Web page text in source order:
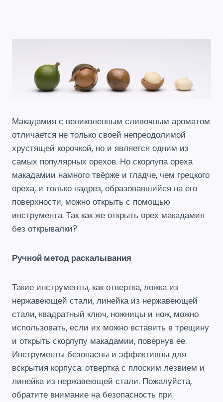
Макадамия с великолепным сливочным ароматом
отличается не только своей непреодолимой
хрустящей корочкой, но и является одним из
самых популярных орехов. Но скорлупа ореха
макадамии намного твёрже и гладче, чем грецкого
ореха, и только надрез, образовавшийся на его
поверхности, можно открыть с помощью
инструмента. Так как же открыть орех макадамия
без открывалки?
Ручной метод раскалывания
Такие инструменты, как отвертка, ложка из
нержавеющей стали, линейка из нержавеющей
стали, квадратный ключ, ножницы и нож, можно
использовать, если их можно вставить в трещину
и открыть скорлупу макадамии, повернув ее.
Инструменты безопасны и эффективны для
вскрытия корпуса: отвертка с плоским лезвием и
линейка из нержавеющей стали. Пожалуйста,
обратите внимание на безопасность при